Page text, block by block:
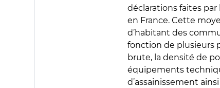
déclarations faites par
en France. Cette
d’habitant des
fonction de plusieurs
brute, la densité de
équipements
d’assainissement